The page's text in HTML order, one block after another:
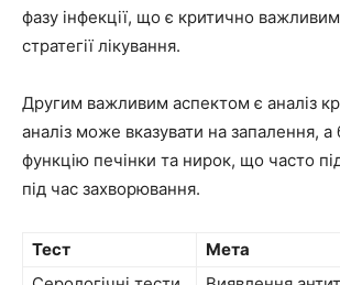
фазу інфекції, що є критично
стратегії лікування.
Другим важливим аспектом є аналіз
аналіз може вказувати на запалення, а
функцію печінки та нирок, що часто
під час захворювання.
Тест
Мета